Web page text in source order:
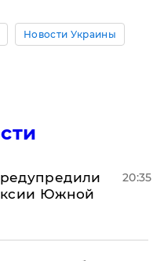
Новости Украины
Южной
20:35